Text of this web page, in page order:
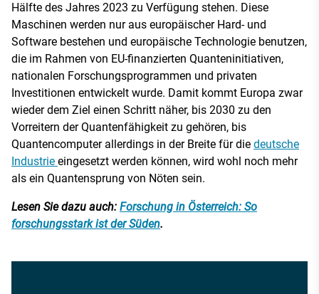
Hälfte des Jahres 2023 zu Verfügung stehen. Diese
Maschinen werden nur aus europäischer Hard- und
Software bestehen und europäische Technologie benutzen,
die im Rahmen von EU-finanzierten Quanteninitiativen,
nationalen Forschungsprogrammen und privaten
Investitionen entwickelt wurde. Damit kommt Europa zwar
wieder dem Ziel einen Schritt näher, bis 2030 zu den
Vorreitern der Quantenfähigkeit zu gehören, bis
Quantencomputer allerdings in der Breite für die deutsche
Industrie eingesetzt werden können, wird wohl noch mehr
als ein Quantensprung von Nöten sein.
Lesen Sie dazu auch: Forschung in Österreich: So
forschungsstark ist der Süden.